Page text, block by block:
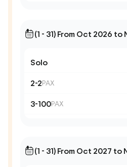
(1 - 31) From Oct 2026 to
Solo
2-2PAX
3-100PAX
(1 - 31) From Oct 2027 to